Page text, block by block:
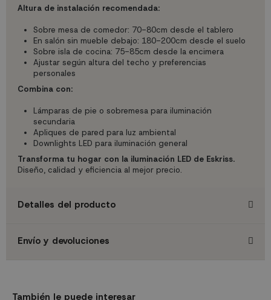
Altura de instalación recomendada:
Sobre mesa de comedor: 70-80cm desde el tablero
En salón sin mueble debajo: 180-200cm desde el suelo
Sobre isla de cocina: 75-85cm desde la encimera
Ajustar según altura del techo y preferencias
personales
Combina con:
Lámparas de pie o sobremesa para iluminación
secundaria
Apliques de pared para luz ambiental
Downlights LED para iluminación general
Transforma tu hogar con la iluminación LED de Eskriss.
Diseño, calidad y eficiencia al mejor precio.
Detalles del producto
Envío y devoluciones
También le puede interesar